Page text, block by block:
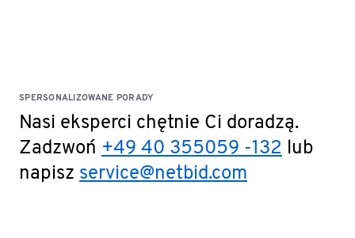
SPERSONALIZOWANE PORADY
Nasi eksperci chętnie Ci doradzą.
Zadzwoń +49 40 355059 -132 lub
napisz service@netbid.com